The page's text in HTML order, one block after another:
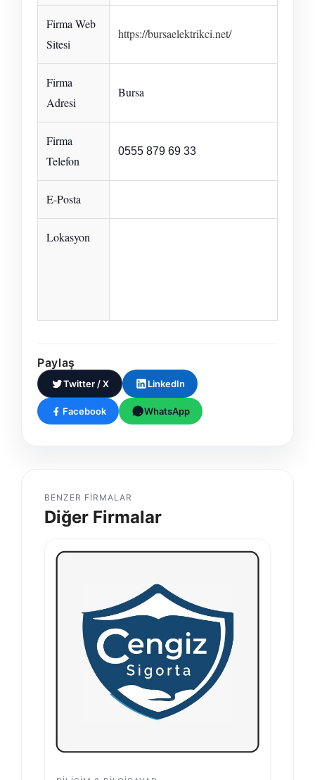
Firma Web
Sitesi
https://bursaelektrikci.net/
Firma
Adresi
Bursa
Firma
Telefon
0555 879 69 33
E-Posta
Lokasyon
Paylaş
Twitter / X LinkedIn
Facebook WhatsApp
BENZER FIRMALAR
Diğer Firmalar